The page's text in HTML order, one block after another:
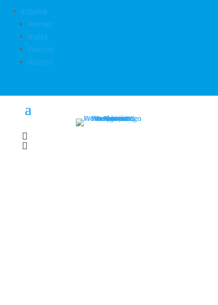
Español
Alemán
Inglés
Francés
Italiano

